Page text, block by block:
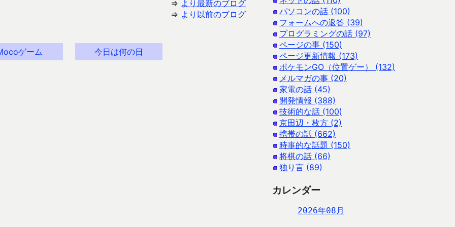
⇒ より最新のブログ
⇒ より以前のブログ
ゲーム 今日は何の日
パソコンの話 (100)
フォームへの返答 (39)
プログラミングの話 (97)
ページの事 (150)
ページ更新情報 (173)
ポケモンGO（位置ゲー） (132)
メルマガの事 (20)
家電の話 (45)
開発情報 (388)
技術的な話 (100)
京田辺・枚方 (2)
携帯の話 (662)
時事的な話題 (150)
将棋の話 (66)
独り言 (89)
カレンダー
2026年08月